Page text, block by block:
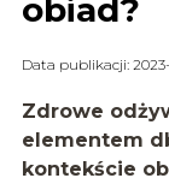
obiad?
Data publikacji:
Zdrowe
elementem
kontekście